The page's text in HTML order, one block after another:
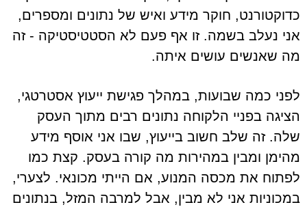
כדוקטורנט, חוקר מידע ואיש של נתונים ומספרים,
אני נעלב בשמה. זו אף פעם לא הסטטיסטיקה - זה
מה שאנשים עושים איתה.
לפני כמה שבועות, במהלך פגישת ייעוץ אסטרטגי,
הציגה בפניי הלקוחה נתונים רבים מתוך העסק
שלה. זה שלב חשוב בייעוץ, שבו אני אוסף מידע
מהימן ומבין במהירות מה קורה בעסק. קצת כמו
לפתוח את מכסה המנוע, אם הייתי מכונאי. לצערי,
במכוניות אני לא מבין, אבל למרבה המזל, בנתונים